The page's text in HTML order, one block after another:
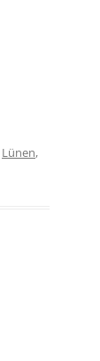
Lünen,